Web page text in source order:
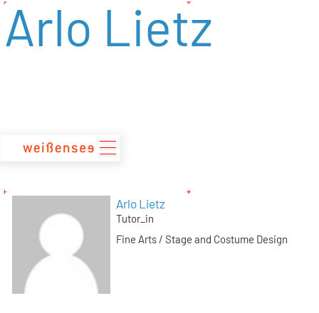
zum
Inhalt
Arlo Lietz
Arlo Lietz
Tutor_in
Fine Arts / Stage and Costume Design